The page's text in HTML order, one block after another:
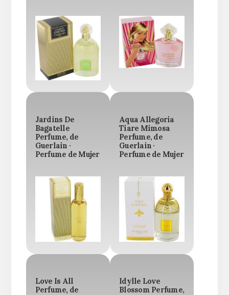
Jardins De
Bagatelle
Perfume, de
Guerlain ·
Perfume de Mujer
Aqua Allegoria
Tiare Mimosa
Perfume, de
Guerlain ·
Perfume de Mujer
Love Is All
Perfume, de
Idylle Love
Blossom Perfume,